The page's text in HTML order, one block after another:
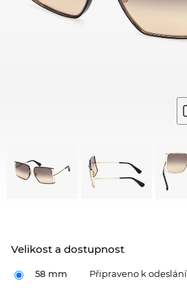
Velikost a dostupnost
58 mm Připraveno k